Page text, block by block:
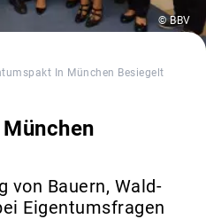
© BBV
In München Besiegelt
von Bauern, Wald-
Eigentumsfragen